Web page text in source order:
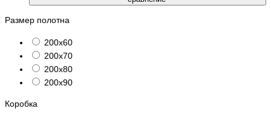
Размер полотна
200х60
200х70
200х80
200х90
Коробка